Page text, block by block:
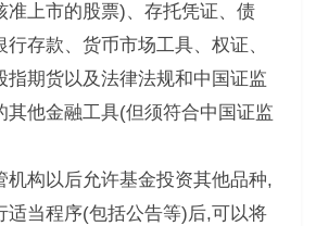
准上市的股票)、存托凭证、债
存款、货币市场工具、权证、
指期货以及法律法规和中国证监
其他金融工具(但须符合中国证监
机构以后允许基金投资其他品种,
适当程序(包括公告等)后,可以将